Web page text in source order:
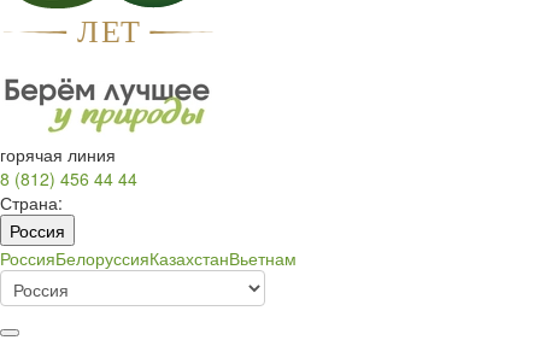
ЛЕТ
горячая линия
8 (812) 456 44 44
Страна:
Россия
РоссияБелоруссияКазахстанВьетнам